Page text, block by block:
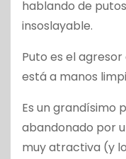
hablando de
insoslayable.
Puto es el
está a manos
Es un grandísimo
abandonado por
muy atractiva (y